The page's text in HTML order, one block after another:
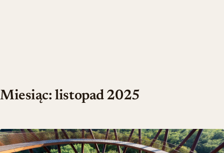
Miesiąc:listopad 2025
Najgorętsze otwarcia 2025 – obiekty i wnętrza, które zmieniają